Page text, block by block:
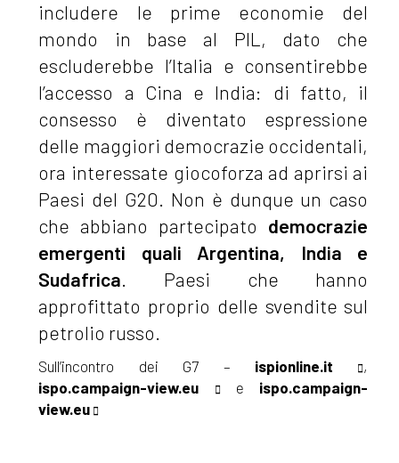
includere le prime economie del
mondo in base al PIL, dato che
escluderebbe l’Italia e consentirebbe
l’accesso a Cina e India: di fatto, il
consesso è diventato espressione
delle maggiori democrazie occidentali,
ora interessate giocoforza ad aprirsi ai
Paesi del G20. Non è dunque un caso
che abbiano partecipato democrazie
emergenti quali Argentina, India e
Sudafrica. Paesi che hanno
approfittato proprio delle svendite sul
petrolio russo.
Sull’incontro dei G7 – ispionline.it
,
ispo.campaign-view.eu
e ispo.campaign-
view.eu